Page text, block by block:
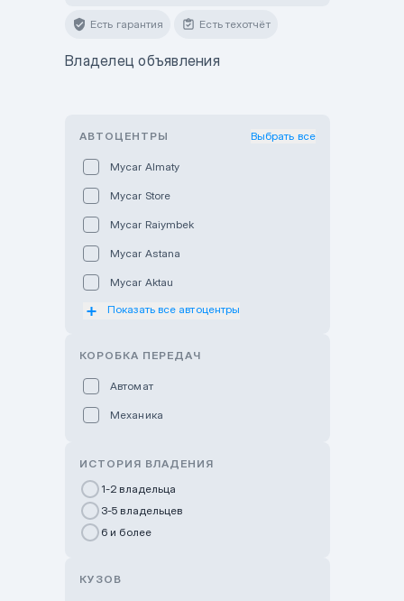
Есть гарантия Есть техотчёт
Владелец объявления
АВТОЦЕНТРЫ Выбрать все
Mycar Almaty
Mycar Store
Mycar Raiymbek
Mycar Astana
Mycar Aktau
Mycar Uralsk
GWM Nurly Zhol
Chery Astana
Показать все автоцентры
КОРОБКА ПЕРЕДАЧ
Автомат
Механика
ИСТОРИЯ ВЛАДЕНИЯ
1-2 владельца
3-5 владельцев
6 и более
КУЗОВ